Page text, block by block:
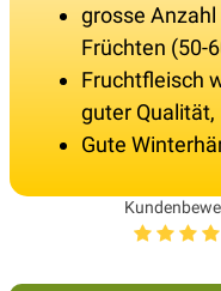
grosse
Früchten (50-
Fruchtfleisch
guter Qualität,
Gute